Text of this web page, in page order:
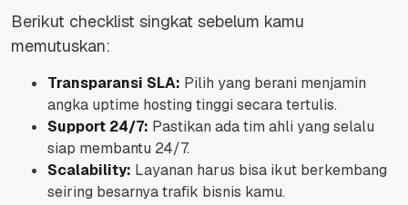
Berikut checklist singkat sebelum kamu
memutuskan:
Transparansi SLA: Pilih yang berani menjamin
angka uptime hosting tinggi secara tertulis.
Support 24/7: Pastikan ada tim ahli yang selalu
siap membantu 24/7.
Scalability: Layanan harus bisa ikut berkembang
seiring besarnya trafik bisnis kamu.